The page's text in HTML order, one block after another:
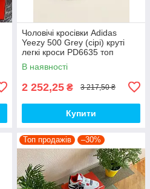
Чоловічі кросівки Adidas
Yeezy 500 Grey (сірі) круті
легкі кроси PD6635 топ
В наявності
2 252,25 ₴ 3 217,50 ₴
Купити
Топ продажів –30%